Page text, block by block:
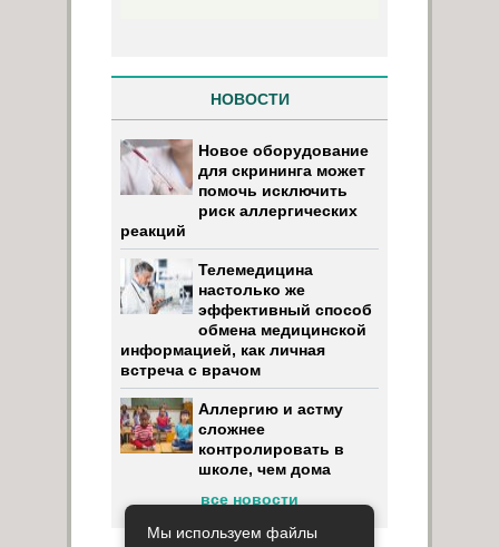
НОВОСТИ
Новое оборудование
для скрининга может
помочь исключить
риск аллергических
реакций
Телемедицина
настолько же
эффективный способ
обмена медицинской
информацией, как личная
встреча с врачом
Аллергию и астму
сложнее
контролировать в
школе, чем дома
все новости
Мы используем файлы